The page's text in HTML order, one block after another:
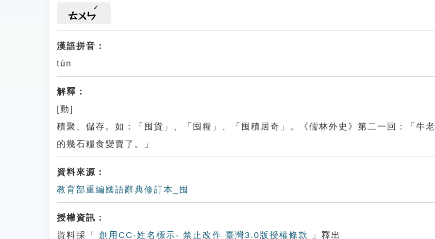
ㄊㄨㄣ
漢語拼音：
tún
解釋：
[動]
積聚、儲存。如：「囤貨」、「囤糧」、「囤積居奇」。《儒林外史》第二一回：「牛
的幾石糧食變賣了。」
資料來源：
教育部重編國語辭典修訂本_囤
授權資訊：
資料採「
創用CC-姓名標示- 禁止改作 臺灣3.0版授權條款 」釋出